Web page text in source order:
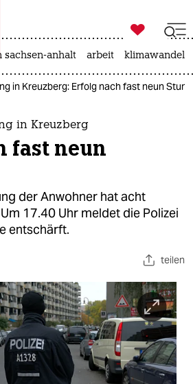
taz zahl ich
zahl ich

taz zahl ich
sachsen-anhalt arbeit klimawandel
in Kreuzberg: Erfolg nach fast neun
in Kreuzberg
fast neun
der Anwohner hat acht
17.40 Uhr meldet die Polizei
entschärft.
teilen